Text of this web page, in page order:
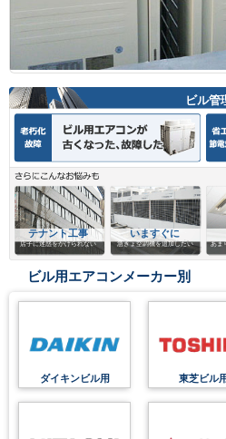
ビル管
テナント工事
店子に迷惑をかけられない
いますぐに
急きょ空調機を追加したい あま
ビル用エアコンメーカー別
ダイキンビル用 東芝ビル用